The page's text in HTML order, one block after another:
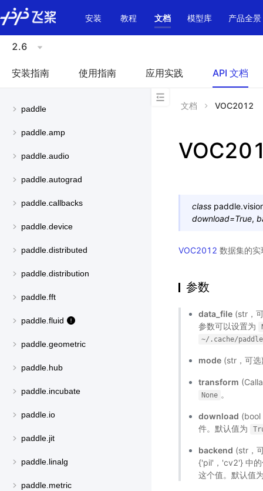
\u200E
安装
教程 文档 模型库 产品全景
2.6
安装指南 使用指南 应用实践 API 文档
paddle
paddle.amp
paddle.audio
paddle.autograd
paddle.callbacks
paddle.device
paddle.distributed
paddle.distribution
paddle.fft
paddle.fluid
paddle.geometric
paddle.hub
paddle.incubate
paddle.io
paddle.jit
paddle.linalg
paddle.metric
文档 VOC2012
class
download=True,
VOC2012 数据集的实
参数
data_file (str，
参数可以设置为
~/.cache/
mode (str，可
transform
None 。
download
件。默认值为
backend (str，
{'pil'，'cv2'} 中
这个值。默认值